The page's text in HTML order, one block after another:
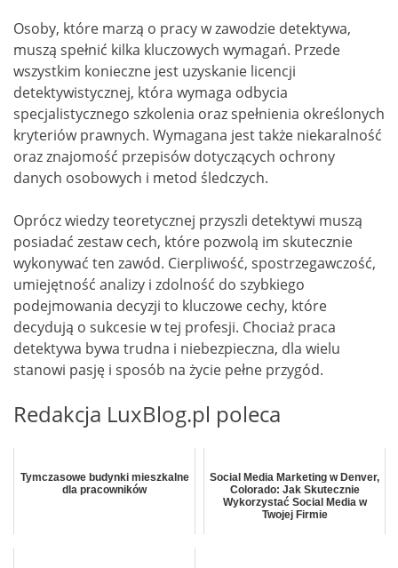
Osoby, które marzą o pracy w zawodzie detektywa,
muszą spełnić kilka kluczowych wymagań. Przede
wszystkim konieczne jest uzyskanie licencji
detektywistycznej, która wymaga odbycia
specjalistycznego szkolenia oraz spełnienia określonych
kryteriów prawnych. Wymagana jest także niekaralność
oraz znajomość przepisów dotyczących ochrony
danych osobowych i metod śledczych.
Oprócz wiedzy teoretycznej przyszli detektywi muszą
posiadać zestaw cech, które pozwolą im skutecznie
wykonywać ten zawód. Cierpliwość, spostrzegawczość,
umiejętność analizy i zdolność do szybkiego
podejmowania decyzji to kluczowe cechy, które
decydują o sukcesie w tej profesji. Chociaż praca
detektywa bywa trudna i niebezpieczna, dla wielu
stanowi pasję i sposób na życie pełne przygód.
Redakcja LuxBlog.pl poleca
Tymczasowe budynki mieszkalne
dla pracowników
Social Media Marketing w Denver,
Colorado: Jak Skutecznie
Wykorzystać Social Media w
Twojej Firmie